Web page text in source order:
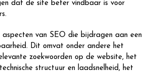
dat de site beter vindbaar is voor
aspecten van SEO die bijdragen aan een
Dit omvat onder andere het
zoekwoorden op de website, het
structuur en laadsnelheid, het